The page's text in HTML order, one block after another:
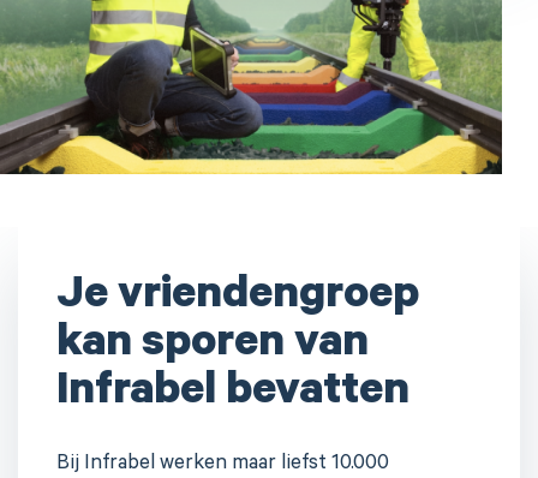
Je vriendengroep
kan sporen van
Infrabel bevatten
Bij Infrabel werken maar liefst 10.000